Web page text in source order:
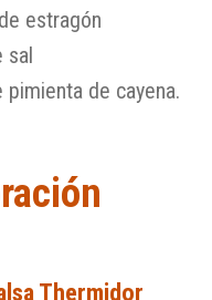
estragón
sal
pimienta de cayena.
Thermidor